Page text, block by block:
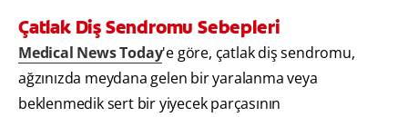
Çatlak Diş Sendromu Sebepleri
Medical News Today'e göre, çatlak diş sendromu,
ağzınızda meydana gelen bir yaralanma veya
beklenmedik sert bir yiyecek parçasının